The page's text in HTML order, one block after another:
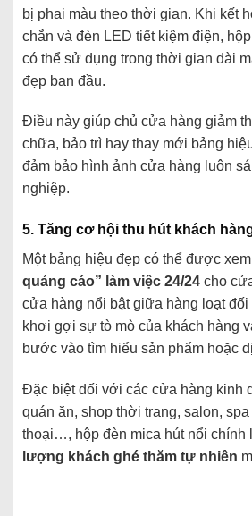
bị phai màu theo thời gian. Khi kết
chắn và đèn LED tiết kiệm điện, hộp
có thể sử dụng trong thời gian dài
đẹp ban đầu.
Điều này giúp chủ cửa hàng giảm
chữa, bảo trì hay thay mới bảng
đảm bảo hình ảnh cửa hàng luôn
nghiệp.
5. Tăng cơ hội thu hút khách
Một bảng hiệu đẹp có thể được xem
quảng cáo” làm việc 24/24 cho
cửa hàng nổi bậtgiữa hàng loạtđối
khơi gợi sự tò mò của khách hàng
bước vào tìm hiểu sản phẩm hoặc
Đặc biệtđối với các cửa hàng kinh
quán ăn, shop thời trang, salon, spa
thoại…, hộp đèn mica hút nổi chính
lượng khách ghé thăm tự nhiên